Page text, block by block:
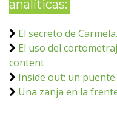
analíticas:
El secreto de Carmela.
El uso del
content
Inside out: un
Una zanja en la